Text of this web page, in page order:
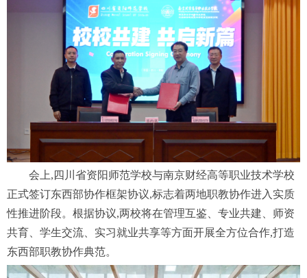
会上,四川省资阳师范学校与南京财经高等职业技术学校
正式签订东西部协作框架协议,标志着两地职教协作进入实质
性推进阶段。根据协议,两校将在管理互鉴、专业共建、师资
共育、学生交流、实习就业共享等方面开展全方位合作,打造
东西部职教协作典范。